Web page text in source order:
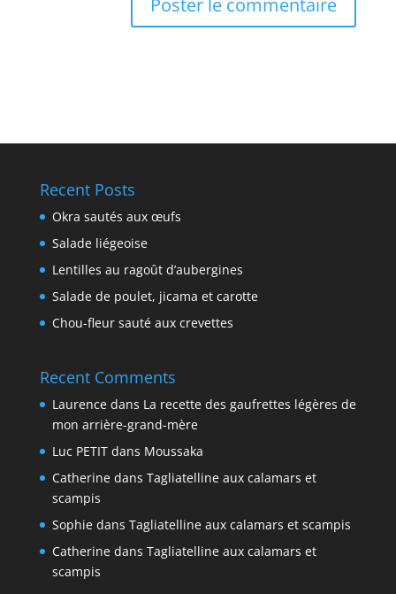
Recent Posts
Okra sautés aux œufs
Salade liégeoise
Lentilles au ragoût d’aubergines
Salade de poulet, jicama et carotte
Chou-fleur sauté aux crevettes
Recent Comments
Laurencedans La recette des gaufrettes légères de
mon arrière-grand-mère
Luc PETITdans Moussaka
Catherinedans Tagliatelline aux calamars et
scampis
Sophiedans Tagliatelline aux calamars et scampis
Catherinedans Tagliatelline aux calamars et
scampis